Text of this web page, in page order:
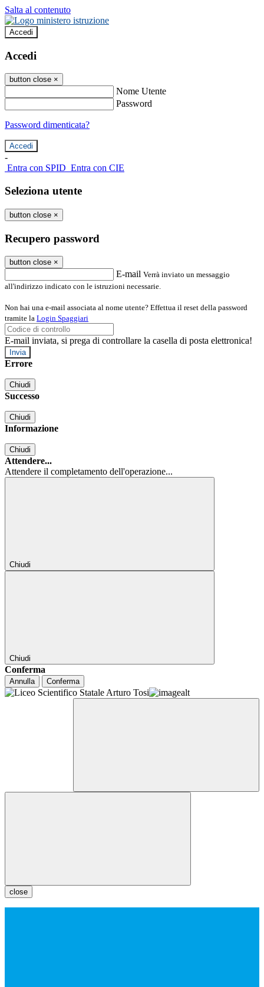
Salta al contenuto
Accedi
Accedi
button close ×
Nome Utente
Password
Password dimenticata?
-
Entra con SPID Entra con CIE
Seleziona utente
button close ×
Recupero password
button close ×
E-mail Verrà inviato un messaggio
all'indirizzo indicato con le istruzioni necessarie.
Non hai una e-mail associata al nome utente? Effettua il reset della password
tramite la Login Spaggiari
E-mail inviata, si prega di controllare la casella di posta elettronica!
Errore
Chiudi
Successo
Chiudi
Informazione
Chiudi
Attendere...
Attendere il completamento dell'operazione...
Chiudi
Chiudi
Conferma
Annulla Conferma
close